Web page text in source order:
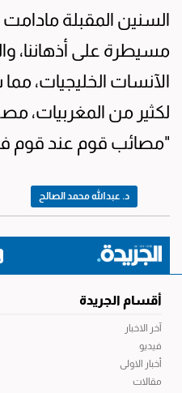
السنين المقبلة مادامت
مسيطرة على أذهاننا،
الآنسات الخليجيات،
لكثير من المغربيات،
"مصائب قوم عند قوم
د. عبدالله محمد الصالح
أقسام الجريدة
آخر الاخبار
فيديو
أخبار الاولى
مقالات